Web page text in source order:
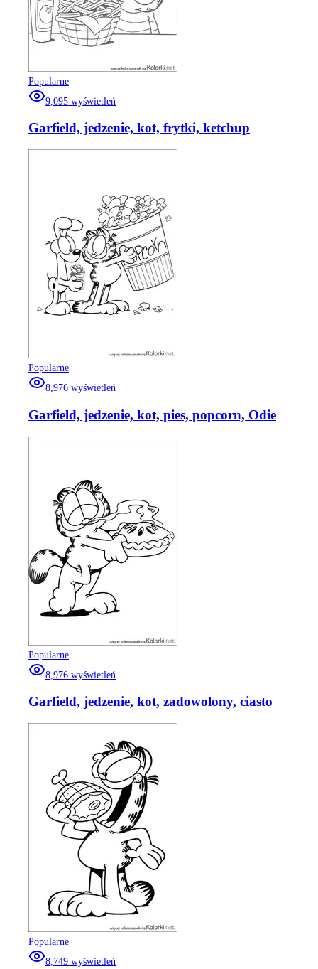
Popularne
9,095 wyświetleń
Garfield, jedzenie, kot, frytki, ketchup
Popularne
8,976 wyświetleń
Garfield, jedzenie, kot, pies, popcorn, Odie
Popularne
8,976 wyświetleń
Garfield, jedzenie, kot, zadowolony, ciasto
Popularne
8,749 wyświetleń